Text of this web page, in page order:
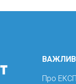
Про